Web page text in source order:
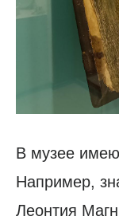
В музее
Например,
Леонтия